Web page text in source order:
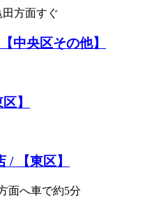
方面すぐ
中央区その他】
】
/ 【東区】
面へ車で約5分